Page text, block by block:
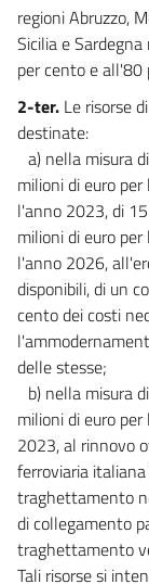
regioni Abruzzo,
Sicilia e
per cento e all'80
2-ter. Le risorse
destinate:
a) nella misura
milioni di euro
l'anno 2023, di
milioni di euro
l'anno 2026,
disponibili, di un
cento dei costi
delle stesse;
b) nella misura
milioni di euro
2023, al rinnovo
ferroviaria
traghettamento
di collegamento
traghettamento
Tali risorse si